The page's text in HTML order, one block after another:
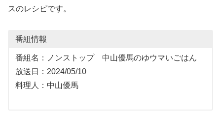
スのレシピです。
番組情報
番組名：ノンストップ 中山優馬のゆウマいごはん
放送日：2024/05/10
料理人：中山優馬